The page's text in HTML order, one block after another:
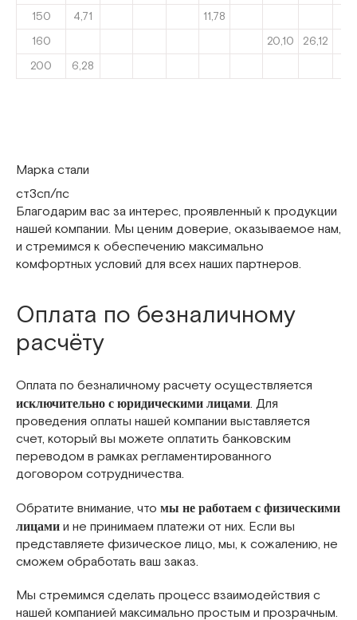
150
4,71
11,78
160
20,10
26,12
200
6,28
Марка стали
ст3сп/пс
Благодарим вас за интерес, проявленный к продукции
нашей компании. Мы ценим доверие, оказываемое нам,
и стремимся к обеспечению максимально
комфортных условий для всех наших партнеров.
Оплата по безналичному
расчёту
Оплата по безналичному расчету осуществляется
исключительно с юридическими лицами. Для
проведения оплаты нашей компании выставляется
счет, который вы можете оплатить банковским
переводом в рамках регламентированного
договором сотрудничества.
Обратите внимание, что мы не работаем с физическими
лицами и не принимаем платежи от них. Если вы
представляете физическое лицо, мы, к сожалению, не
сможем обработать ваш заказ.
Мы стремимся сделать процесс взаимодействия с
нашей компанией максимально простым и прозрачным.